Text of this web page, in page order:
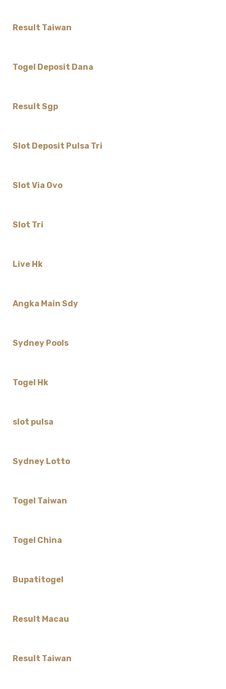
Result Taiwan
Togel Deposit Dana
Result Sgp
Slot Deposit Pulsa Tri
Slot Via Ovo
Slot Tri
Live Hk
Angka Main Sdy
Sydney Pools
Togel Hk
slot pulsa
Sydney Lotto
Togel Taiwan
Togel China
Bupatitogel
Result Macau
Result Taiwan